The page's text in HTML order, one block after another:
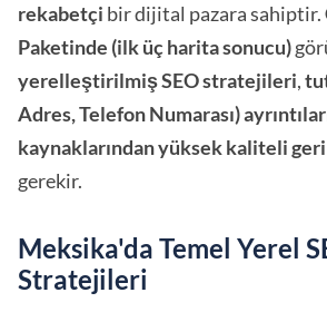
rekabetçi bir dijital pazara sahiptir.
Paketinde (ilk üç harita sonucu)
yerelleştirilmiş SEO stratejileri,
Adres, Telefon Numarası)
kaynaklarından yüksek kaliteli
gerekir.
Meksika'da Temel Yerel
Stratejileri